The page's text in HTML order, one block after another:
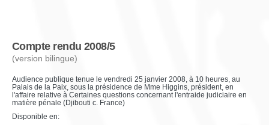
Compte rendu 2008/5
(version bilingue)
Audience publique tenue le vendredi 25 janvier 2008, à 10 heures, au
Palais de la Paix, sous la présidence de Mme Higgins, président, en
l'affaire relative à Certaines questions concernant l'entraide judiciaire en
matière pénale (Djibouti c. France)
Disponible en: